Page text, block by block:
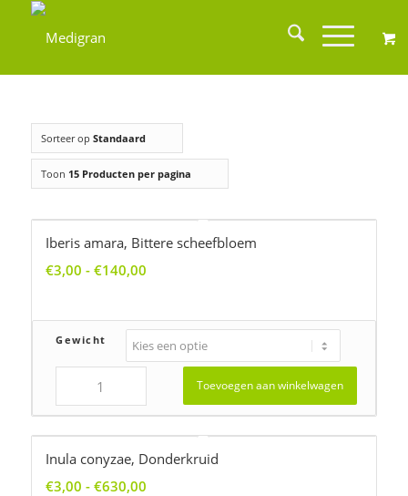
Sorteer op Standaard
Toon 15 Producten per pagina
Iberis amara, Bittere scheefbloem
€3,00 - €140,00
€140,00
Gewicht
Toevoegen aan winkelwagen
Inula conyzae, Donderkruid
€3,00 - €630,00